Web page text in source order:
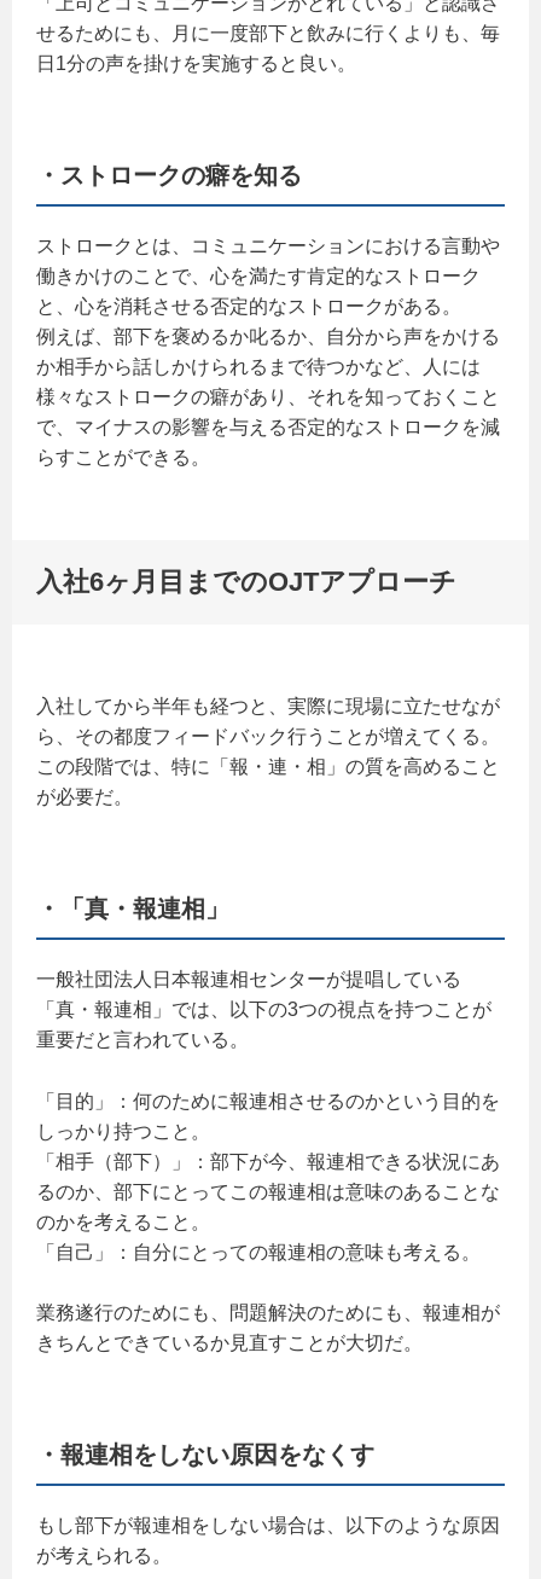
せるためにも、月に一度部下と飲みに行くよりも、毎
日1分の声を掛けを実施すると良い。
・ストロークの癖を知る
ストロークとは、コミュニケーションにおける言動や
働きかけのことで、心を満たす肯定的なストローク
と、心を消耗させる否定的なストロークがある。
例えば、部下を褒めるか叱るか、自分から声をかける
か相手から話しかけられるまで待つかなど、人には
様々なストロークの癖があり、それを知っておくこと
で、マイナスの影響を与える否定的なストロークを減
らすことができる。
入社6ヶ月目までのOJTアプローチ
入社してから半年も経つと、実際に現場に立たせなが
ら、その都度フィードバック行うことが増えてくる。
この段階では、特に「報・連・相」の質を高めること
が必要だ。
・「真・報連相」
一般社団法人日本報連相センターが提唱している
「真・報連相」では、以下の3つの視点を持つことが
重要だと言われている。
「目的」：何のために報連相させるのかという目的を
しっかり持つこと。
「相手（部下）」：部下が今、報連相できる状況にあ
るのか、部下にとってこの報連相は意味のあることな
のかを考えること。
「自己」：自分にとっての報連相の意味も考える。
業務遂行のためにも、問題解決のためにも、報連相が
きちんとできているか見直すことが大切だ。
・報連相をしない原因をなくす
もし部下が報連相をしない場合は、以下のような原因
が考えられる。